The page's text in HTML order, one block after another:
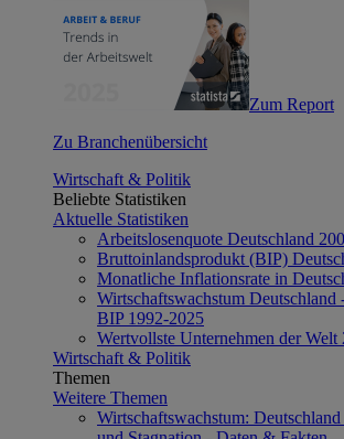
Zum Report
Zu Branchenübersicht
Wirtschaft & Politik
Beliebte Statistiken
Aktuelle Statistiken
Arbeitslosenquote Deutschland
Bruttoinlandsprodukt (BIP)
Monatliche Inflationsrate in
Wirtschaftswachstum Deutschland
BIP 1992-2025
Wertvollste Unternehmen der Welt
Wirtschaft & Politik
Themen
Weitere Themen
Wirtschaftswachstum: